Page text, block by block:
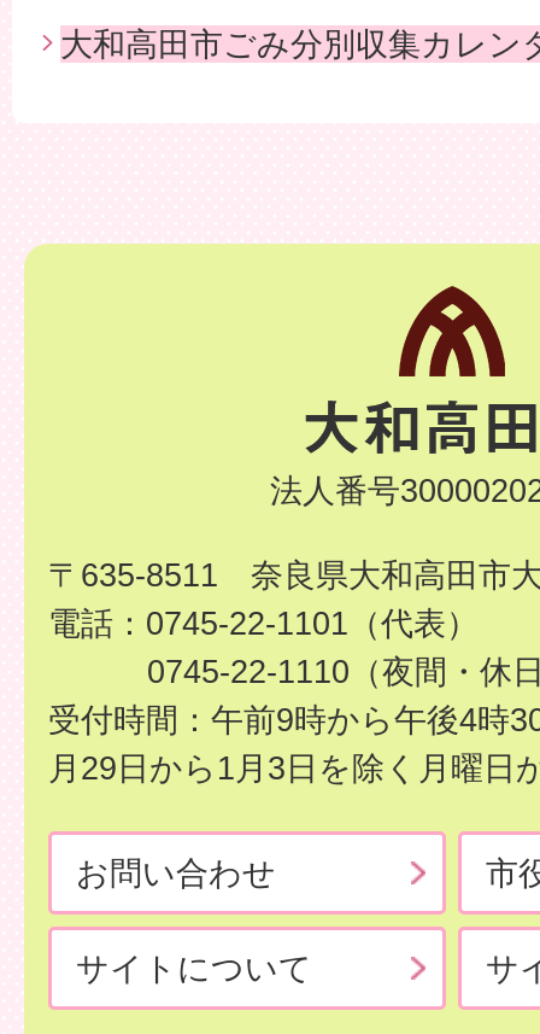
大和高田市ごみ分別収集カレン
法人番号
〒635-8511 奈良県大和高田市
電話：0745-22-1101（代表）
0745-22-1110（夜間・休
受付時間：午前9時から午後4時
月29日から1月3日を除く月曜日
お問い合わせ 市
サイトについて サ